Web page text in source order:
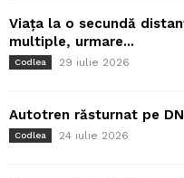
Viața la o secundă
multiple, urmare...
Codlea 29 iulie 2026
Autotren răsturnat pe
Codlea 24 iulie 2026